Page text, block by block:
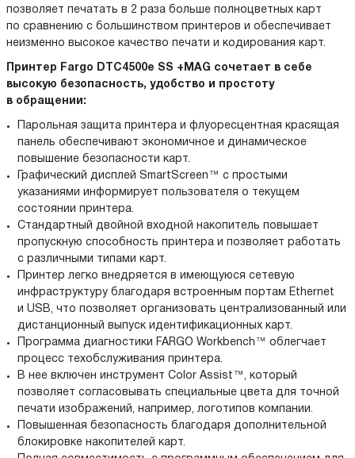
позволяет печатать в 2 раза больше полноцветных карт
по сравнению с большинством принтеров и обеспечивает
неизменно высокое качество печати и кодирования карт.
Принтер Fargo DTC4500e SS +MAG сочетает в себе
высокую безопасность, удобство и простоту
в обращении:
Парольная защита принтера и флуоресцентная красящая
панель обеспечивают экономичное и динамическое
повышение безопасности карт.
Графический дисплей SmartScreen™ с простыми
указаниями информирует пользователя о текущем
состоянии принтера.
Стандартный двойной входной накопитель повышает
пропускную способность принтера и позволяет работать
с различными типами карт.
Принтер легко внедряется в имеющуюся сетевую
инфраструктуру благодаря встроенным портам Ethernet
и USB, что позволяет организовать централизованный или
дистанционный выпуск идентификационных карт.
Программа диагностики FARGO Workbench™ облегчает
процесс техобслуживания принтера.
В нее включен инструмент Color Assist™, который
позволяет согласовывать специальные цвета для точной
печати изображений, например, логотипов компании.
Повышенная безопасность благодаря дополнительной
блокировке накопителей карт.